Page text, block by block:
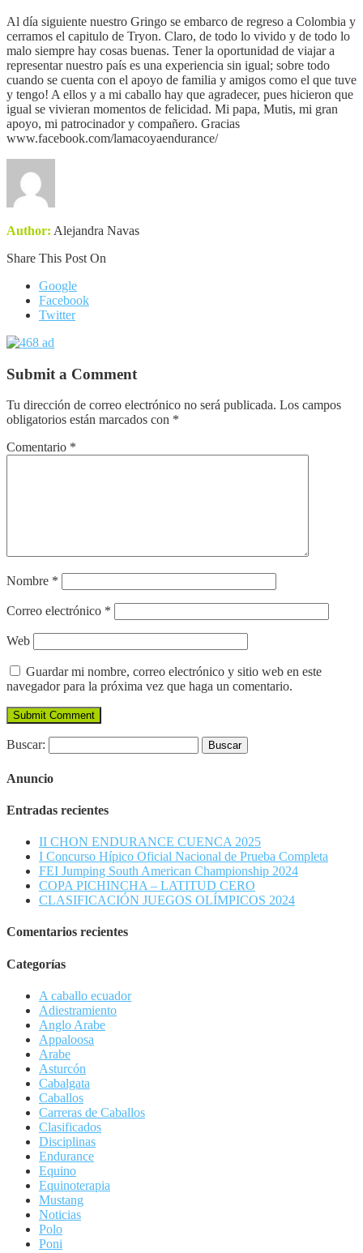
Al día siguiente nuestro Gringo se embarco de regreso a Colombia y
cerramos el capitulo de Tryon. Claro, de todo lo vivido y de todo lo
malo siempre hay cosas buenas. Tener la oportunidad de viajar a
representar nuestro país es una experiencia sin igual; sobre todo
cuando se cuenta con el apoyo de familia y amigos como el que tuve
y tengo! A ellos y a mi caballo hay que agradecer, pues hicieron que
igual se vivieran momentos de felicidad. Mi papa, Mutis, mi gran
apoyo, mi patrocinador y compañero. Gracias
www.facebook.com/lamacoyaendurance/
Author: Alejandra Navas
Share This Post On
Google
Facebook
Twitter
Submit a Comment
Tu dirección de correo electrónico no será publicada. Los campos
obligatorios están marcados con *
Comentario *
Nombre *
Correo electrónico *
Web
Guardar mi nombre, correo electrónico y sitio web en este
navegador para la próxima vez que haga un comentario.
Buscar:
Anuncio
Entradas recientes
II CHON ENDURANCE CUENCA 2025
I Concurso Hípico Oficial Nacional de Prueba Completa
FEI Jumping South American Championship 2024
COPA PICHINCHA – LATITUD CERO
CLASIFICACIÓN JUEGOS OLÍMPICOS 2024
Comentarios recientes
Categorías
A caballo ecuador
Adiestramiento
Anglo Arabe
Appaloosa
Arabe
Asturcón
Cabalgata
Caballos
Carreras de Caballos
Clasificados
Disciplinas
Endurance
Equino
Equinoterapia
Mustang
Noticias
Polo
Poni